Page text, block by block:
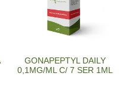
GONAPEPTYL DAILY
0,1MG/ML C/ 7 SER 1ML